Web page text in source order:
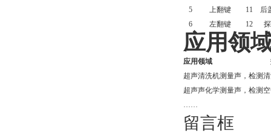
5
上翻键 11
后
6
左翻键 12
应用领
应用领域
超声清洗机测量声，检测
超声声化学测量声，检测
……
留言框